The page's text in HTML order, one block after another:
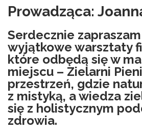
Prowadząca:
Serdecznie
wyjątkowe warsztaty
które odbędą się w
miejscu – Zielarni
przestrzeń, gdzie
z mistyką, a wiedza
się z holistycznym
zdrowia.